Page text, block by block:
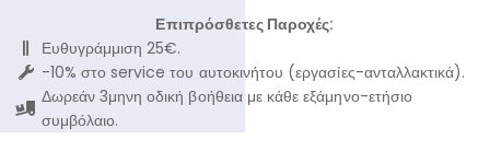
Επιπρόσθετες Παροχές:
Ευθυγράμμιση 25€.
-10% στο service του αυτοκινήτου (εργασίες-ανταλλακτικά).
Δωρεάν 3μηνη οδική βοήθεια με κάθε εξάμηνο-ετήσιο
συμβόλαιο.